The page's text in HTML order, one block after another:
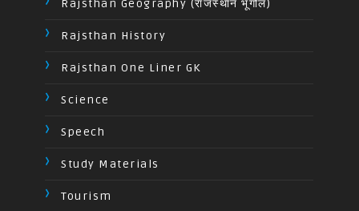
Rajsthan Geography (राजस्थान भूगोल)
Rajsthan History
Rajsthan One Liner GK
Science
Speech
Study Materials
Tourism